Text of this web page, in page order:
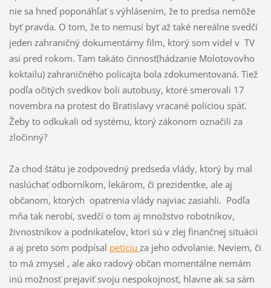
nie sa hneď poponáhľať s výhlásením, že to predsa nemôže
byť pravda. O tom, že to nemusí byť až také nereálne svedčí
jeden zahraničný dokumentárny film, ktorý som videl v TV
asi pred rokom. Tam takáto činnosť(hádzanie Molotovovho
koktailu) zahraničného policajta bola zdokumentovaná. Tiež
podľa očitých svedkov boli autobusy, ktoré smerovali 17
novembra na protest do Bratislavy vracané políciou späť.
Žeby to odkukali od systému, ktorý zákonom označili za
zločinný?
Za chod štátu je zodpovedný predseda vlády, ktorý by mal
naslúchať odborníkom, lekárom, či prezidentke, ale aj
občanom, ktorých opatrenia vlády najviac zasiahli. Podľa
mňa tak nerobí, svedčí o tom aj množstvo robotníkov,
živnostníkov a podnikateľov, ktorí sú v zlej finančnej situácii
a aj preto som podpísal petíciu za jeho odvolanie. Neviem, či
to má zmysel , ale ako radový občan momentálne nemám
inú možnosť prejaviť svoju nespokojnosť, hlavne ak sa sám